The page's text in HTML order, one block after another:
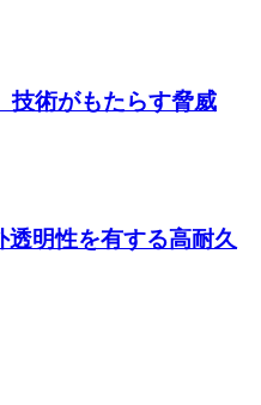
術がもたらす脅威
透明性を有する高耐久